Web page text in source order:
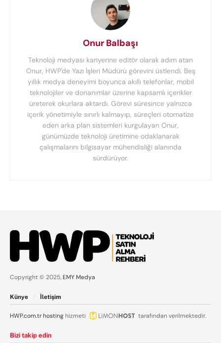
Onur Balbaşı
Teknoloji medyası kariyerine editör olarak adım atan
Onur, HWP'de Yazı İşleri Müdürü görevini üstlendi. Beş
yıllık medya deneyimi boyunca akıllı telefonlar, mobil
teknolojiler ve donanımlar üzerine kapsamlı içerikler
üreterek okurlara aktardı. Görevi süresince yalnızca
içerik yönetimiyle sınırlı kalmayıp, süreçleri otomatize
eden arka plan sistemleri kurgulayan Onur,
günümüzde teknoloji üretimine odaklanarak
çalışmalarını bilgisayar mühendisliği alanında
sürdürüyor.
Copyright © 2025, EMY Medya
Künye İletişim
HWP.com.trhosting hizmeti tarafından verilmektedir.
Bizi takip edin